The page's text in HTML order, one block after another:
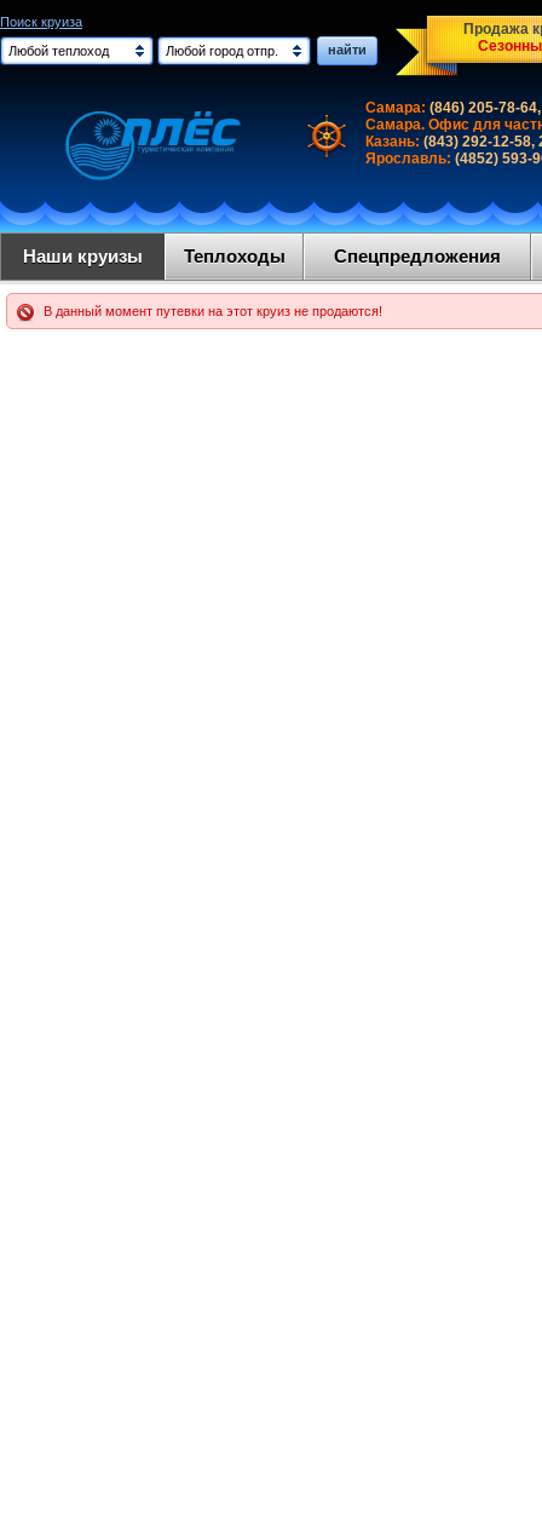
Поиск круиза
Любой теплоход
Любой город отпр. найти
Продажа
Самара: (846) 205-78-
Самара. Офис для
Казань: (843) 292-12-58,
Ярославль: (4852) 593-
Наши круизы Теплоходы Спецпредложения
В данный момент путевки на этот круиз не продаются!